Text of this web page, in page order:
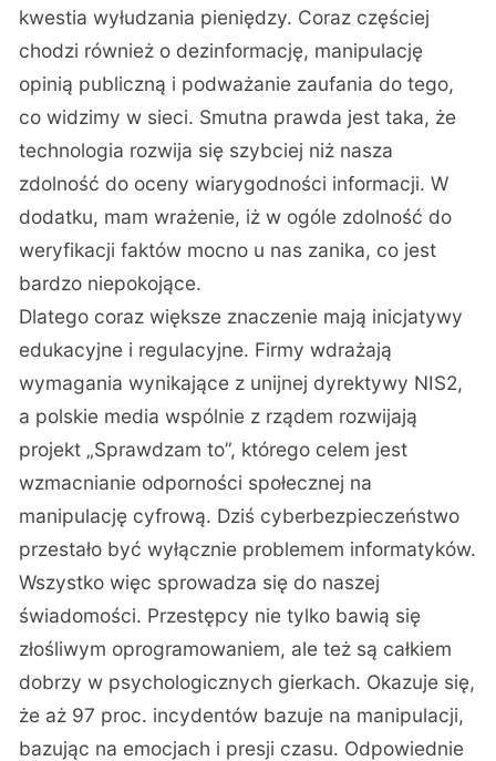
kwestia wyłudzania pieniędzy. Coraz częściej
chodzi również o dezinformację, manipulację
opinią publiczną i podważanie zaufania do tego,
co widzimy w sieci. Smutna prawda jest taka, że
technologia rozwija się szybciej niż nasza
zdolność do oceny wiarygodności informacji. W
dodatku, mam wrażenie, iż w ogóle zdolność do
weryfikacji faktów mocno u nas zanika, co jest
bardzo niepokojące.
Dlatego coraz większe znaczenie mają inicjatywy
edukacyjne i regulacyjne. Firmy wdrażają
wymagania wynikające z unijnej dyrektywy NIS2,
a polskie media wspólnie z rządem rozwijają
projekt „Sprawdzam to”, którego celem jest
wzmacnianie odporności społecznej na
manipulację cyfrową. Dziś cyberbezpieczeństwo
przestało być wyłącznie problemem informatyków.
Wszystko więc sprowadza się do naszej
świadomości. Przestępcy nie tylko bawią się
złośliwym oprogramowaniem, ale też są całkiem
dobrzy w psychologicznych gierkach. Okazuje się,
że aż 97 proc. incydentów bazuje na manipulacji,
bazując na emocjach i presji czasu. Odpowiednie